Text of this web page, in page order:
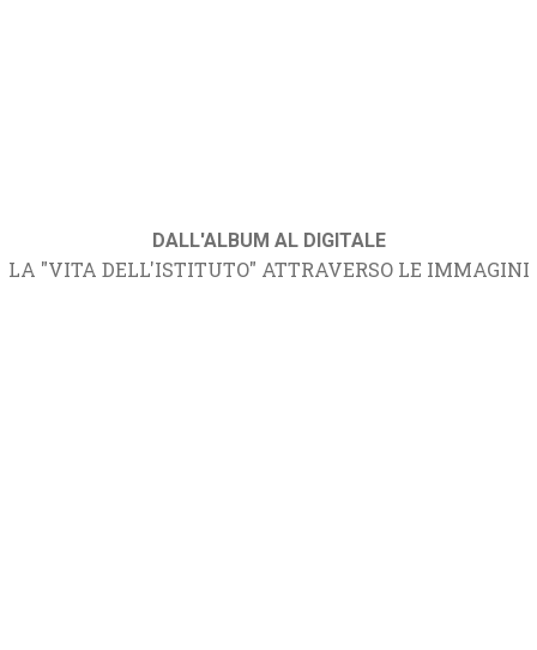
DALL'ALBUM AL DIGITALE
LA "VITA DELL'ISTITUTO" ATTRAVERSO LE IMMAGINI